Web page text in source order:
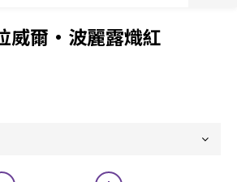
威爾•波麗露熾紅